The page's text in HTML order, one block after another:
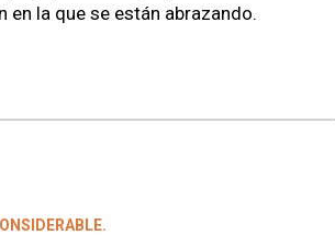
la que se están abrazando.